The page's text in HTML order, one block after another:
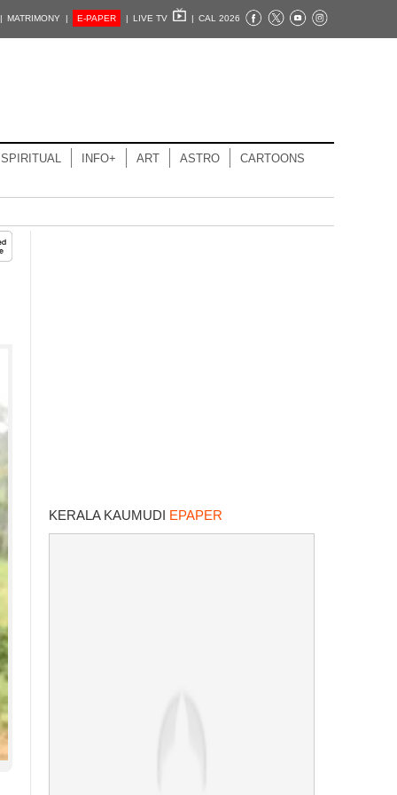
MATRIMONY | E-PAPER | LIVE TV | CAL 2026
SPIRITUAL INFO+ ART ASTRO CARTOONS
KERALA KAUMUDI EPAPER